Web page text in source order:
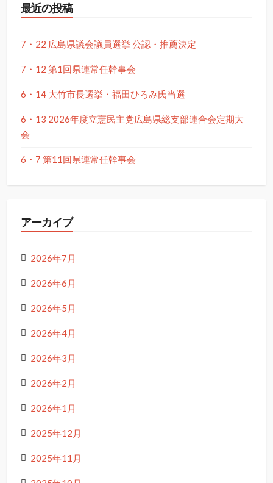
最近の投稿
7・22 広島県議会議員選挙 公認・推薦決定
7・12 第1回県連常任幹事会
6・14 大竹市長選挙・福田ひろみ氏当選
6・13 2026年度立憲民主党広島県総支部連合会定期大
会
6・7 第11回県連常任幹事会
アーカイブ
2026年7月
2026年6月
2026年5月
2026年4月
2026年3月
2026年2月
2026年1月
2025年12月
2025年11月